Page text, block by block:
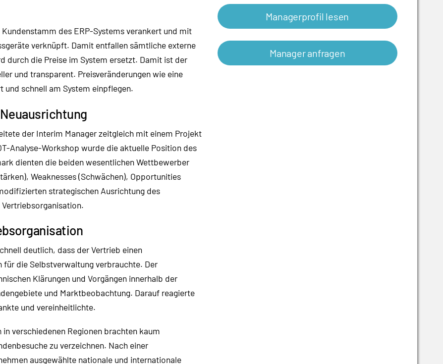
des ERP-Systems verankert und mit
verknüpft. Damit entfallen sämtliche externe
durch die Preise im System ersetzt. Damit ist der
und transparent. Preisveränderungen wie eine
und schnell am System einpflegen.
der Interim Manager zeitgleich mit einem Projekt
Analyse-Workshop wurde die aktuelle Position des
dienten die beiden wesentlichen Wettbewerber
Weaknesses (Schwächen), Opportunities
strategischen Ausrichtung des
deutlich, dass der Vertrieb einen
die Selbstverwaltung verbrauchte. Der
Klärungen und Vorgängen innerhalb der
und Marktbeobachtung. Darauf reagierte
und vereinheitlichte.
verschiedenen Regionen brachten kaum
zu verzeichnen. Nach einer
ausgewählte nationale und internationale
Managerprofil lesen
Manager anfragen